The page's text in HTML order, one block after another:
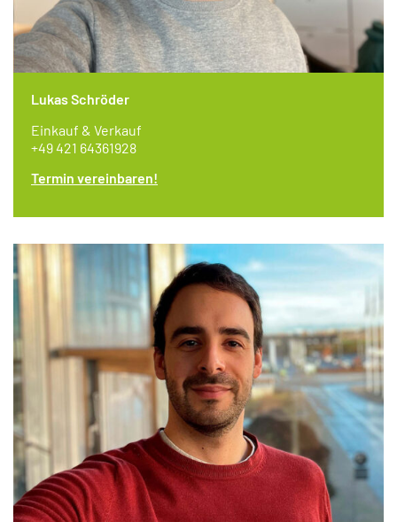
Lukas Schröder
Einkauf & Verkauf
+49 421 64361928
Termin vereinbaren!